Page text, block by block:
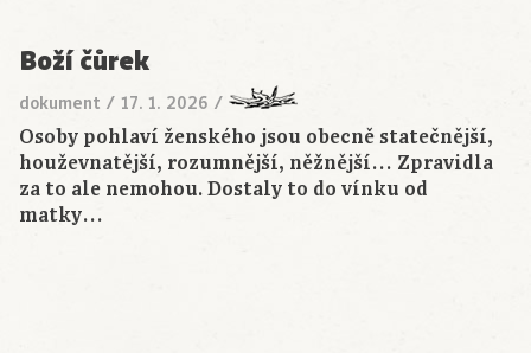
Boží čůrek
dokument / 17. 1. 2026 /
Osoby pohlaví ženského jsou obecně statečnější,
houževnatější, rozumnější, něžnější… Zpravidla
za to ale nemohou. Dostaly to do vínku od
matky…